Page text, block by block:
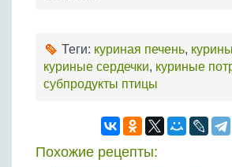
Теги: куриная печень,
куриные сердечки, куриные
субпродукты птицы
Похожие рецепты: